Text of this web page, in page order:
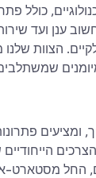
כולל
החל מסטארט-